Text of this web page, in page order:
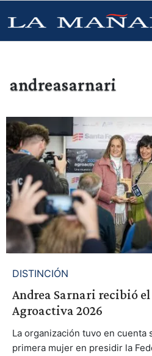
andreasarnari
DISTINCIÓN
Andrea Sarnari recibió
Agroactiva 2026
La organización tuvo en cuenta
primera mujer en presidir la